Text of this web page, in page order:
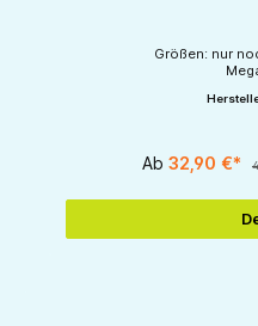
Größen: nur
Ab 32,90 €*